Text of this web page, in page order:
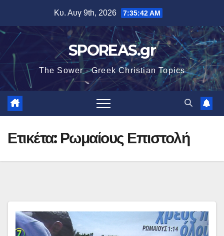
περιεχόμενο
Κυ. Αυγ 9th, 2026 7:35:43 AM
SPOREAS.gr
The Sower - Greek Christian Topics
Ετικέτα: Ρωμαίους Επιστολή